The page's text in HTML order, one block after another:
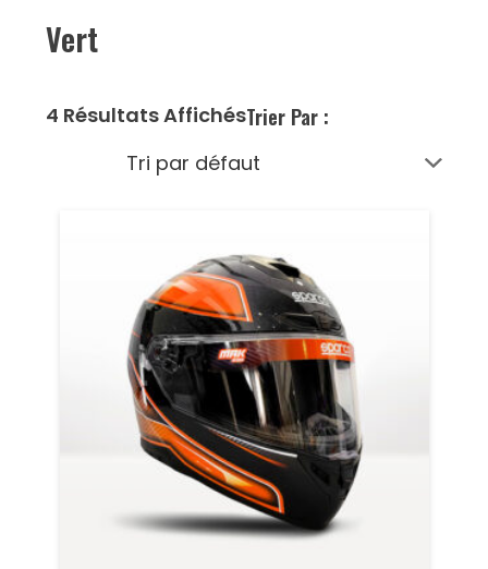
Vert
4 Résultats AffichésTrier Par :